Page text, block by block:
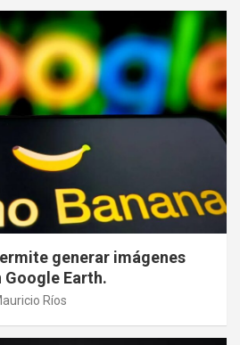
generar imágenes
Earth.
Ríos